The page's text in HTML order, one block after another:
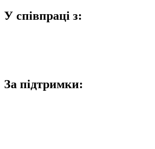
У співпраці з:
За підтримки: